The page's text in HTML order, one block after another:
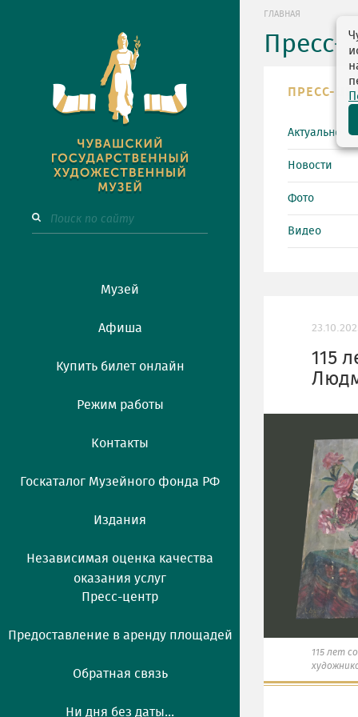
Музей
Афиша
Купить билет онлайн
Режим работы
Контакты
Госкаталог Музейного фонда РФ
Издания
Независимая оценка качества
оказания услуг
Пресс-центр
Предоставление в аренду площадей
Обратная связь
Ни дня без даты...
ГЛАВНАЯ
Пресс-
ПРЕСС-
Актуально
Новости
Фото
Видео
115
115 лет